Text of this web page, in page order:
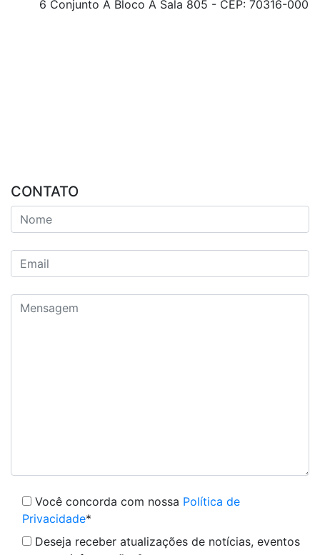
6 Conjunto A Bloco A Sala 805 - CEP: 70316-000
CONTATO
Você concorda com nossa Política de
Privacidade*
Deseja receber atualizações de notícias, eventos